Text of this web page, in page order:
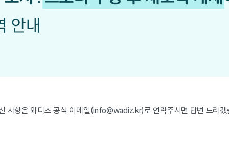
사항은 와디즈 공식 이메일(info@wadiz.kr)로 연락주시면 답변 드리